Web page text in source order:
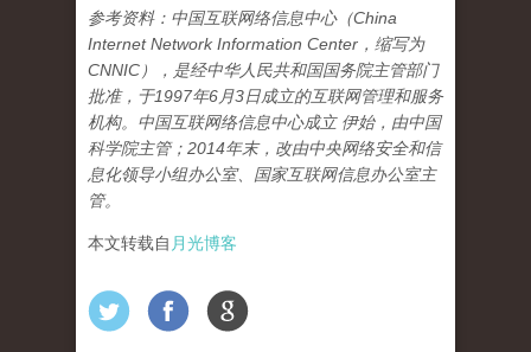
参考资料：中国互联网络信息中心（China
Internet Network Information Center，缩写为
CNNIC），是经中华人民共和国国务院主管部门
批准，于1997年6月3日成立的互联网管理和服务
机构。中国互联网络信息中心成立 伊始，由中国
科学院主管；2014年末，改由中央网络安全和信
息化领导小组办公室、国家互联网信息办公室主
管。
本文转载自 月光博客